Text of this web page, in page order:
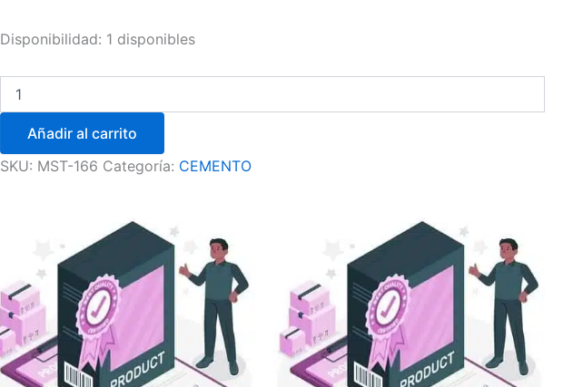
Disponibilidad: 1 disponibles
Añadir al carrito
SKU: MST-166 Categoría: CEMENTO